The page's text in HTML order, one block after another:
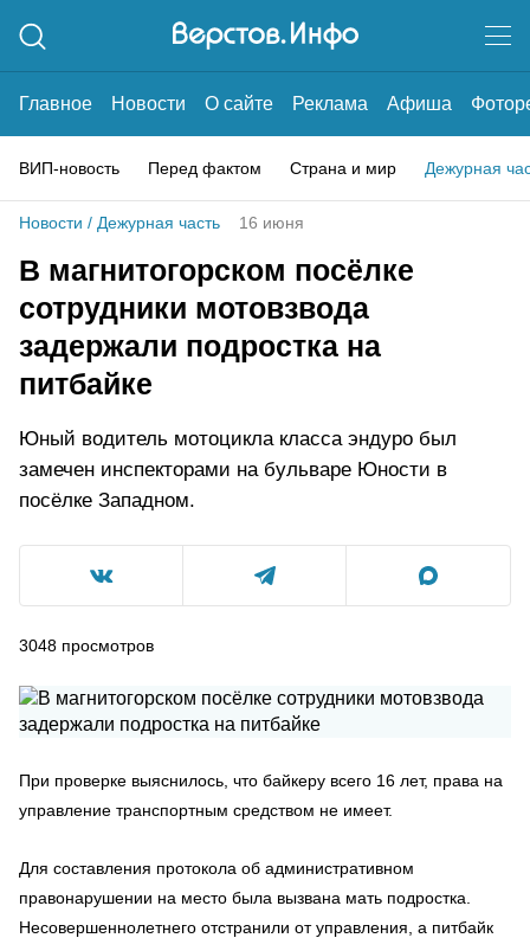
Главное Новости О сайте Реклама Афиша
ВИП-новость Перед фактом Страна и мир Дежурная
Новости / Дежурная часть 16 июня
В магнитогорском посёлке
сотрудники мотовзвода
задержали подростка на
питбайке
Юный водитель мотоцикла класса эндуро был
замечен инспекторами на бульваре Юности в
посёлке Западном.
3048 просмотров
При проверке выяснилось, что байкеру всего 16 лет, права на
управление транспортным средством не имеет.
Для составления протокола об административном
правонарушении на место была вызвана мать подростка.
Несовершеннолетнего отстранили от управления, а питбайк